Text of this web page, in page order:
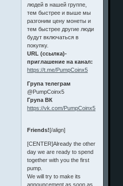
людей в нашей группе,
тем быстрее и выше мы
разгоним цену монеты и
тем быстрее другие люди
будут включаться в
покупку.
URL (ссылка)-
приглашение на канал:
https://t.me/PumpCoinx5
Група телеграм
@PumpCoinx5
Група ВК
https://vk.com/PumpCoinx5
Friends![/align]
[CENTER]Already the other
day we are ready to spend
together with you the first
pump.
We will try to make its
announcement as soon as